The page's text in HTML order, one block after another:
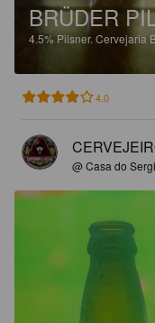
BRÜDER
4.5%Pilsner. Cervejaria
4.0
@ Casa do